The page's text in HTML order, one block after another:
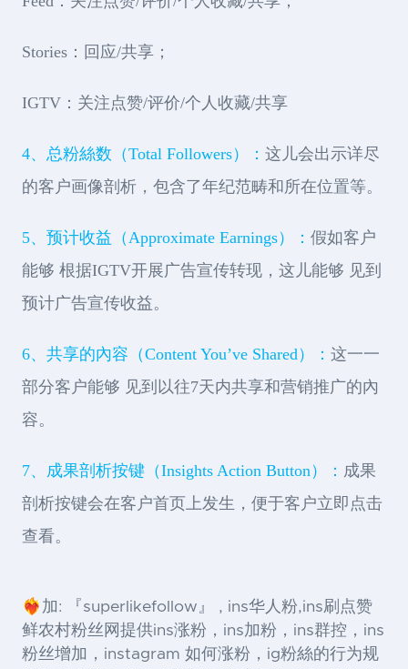
Stories：回应/共享；
IGTV：关注点赞/评价/个人收藏/共享
4、总粉絲数（Total Followers）： 这儿会出示详尽
的客户画像剖析，包含了年纪范畴和所在位置等。
5、预计收益（Approximate Earnings）： 假如客户
能够 根据IGTV开展广告宣传转现，这儿能够 见到
预计广告宣传收益。
6、共享的內容（Content You’ve Shared）： 这一一
部分客户能够 见到以往7天内共享和营销推广的內
容。
7、成果剖析按键（Insights Action Button）： 成果
剖析按键会在客户首页上发生，便于客户立即点击
查看。
❤️‍🔥加: 『superlikefollow』 , ins华人粉,ins刷点赞
鲜农村粉丝网提供ins涨粉，ins加粉，ins群控，ins
粉丝增加，instagram 如何涨粉，ig粉絲的行为规